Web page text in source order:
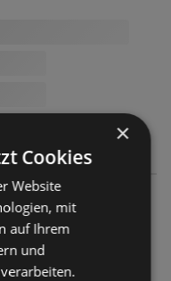
×
Cookies
Website
mit
auf Ihrem
und